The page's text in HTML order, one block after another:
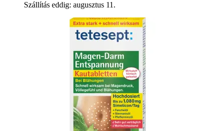
Szállítás eddig: augusztus 11.